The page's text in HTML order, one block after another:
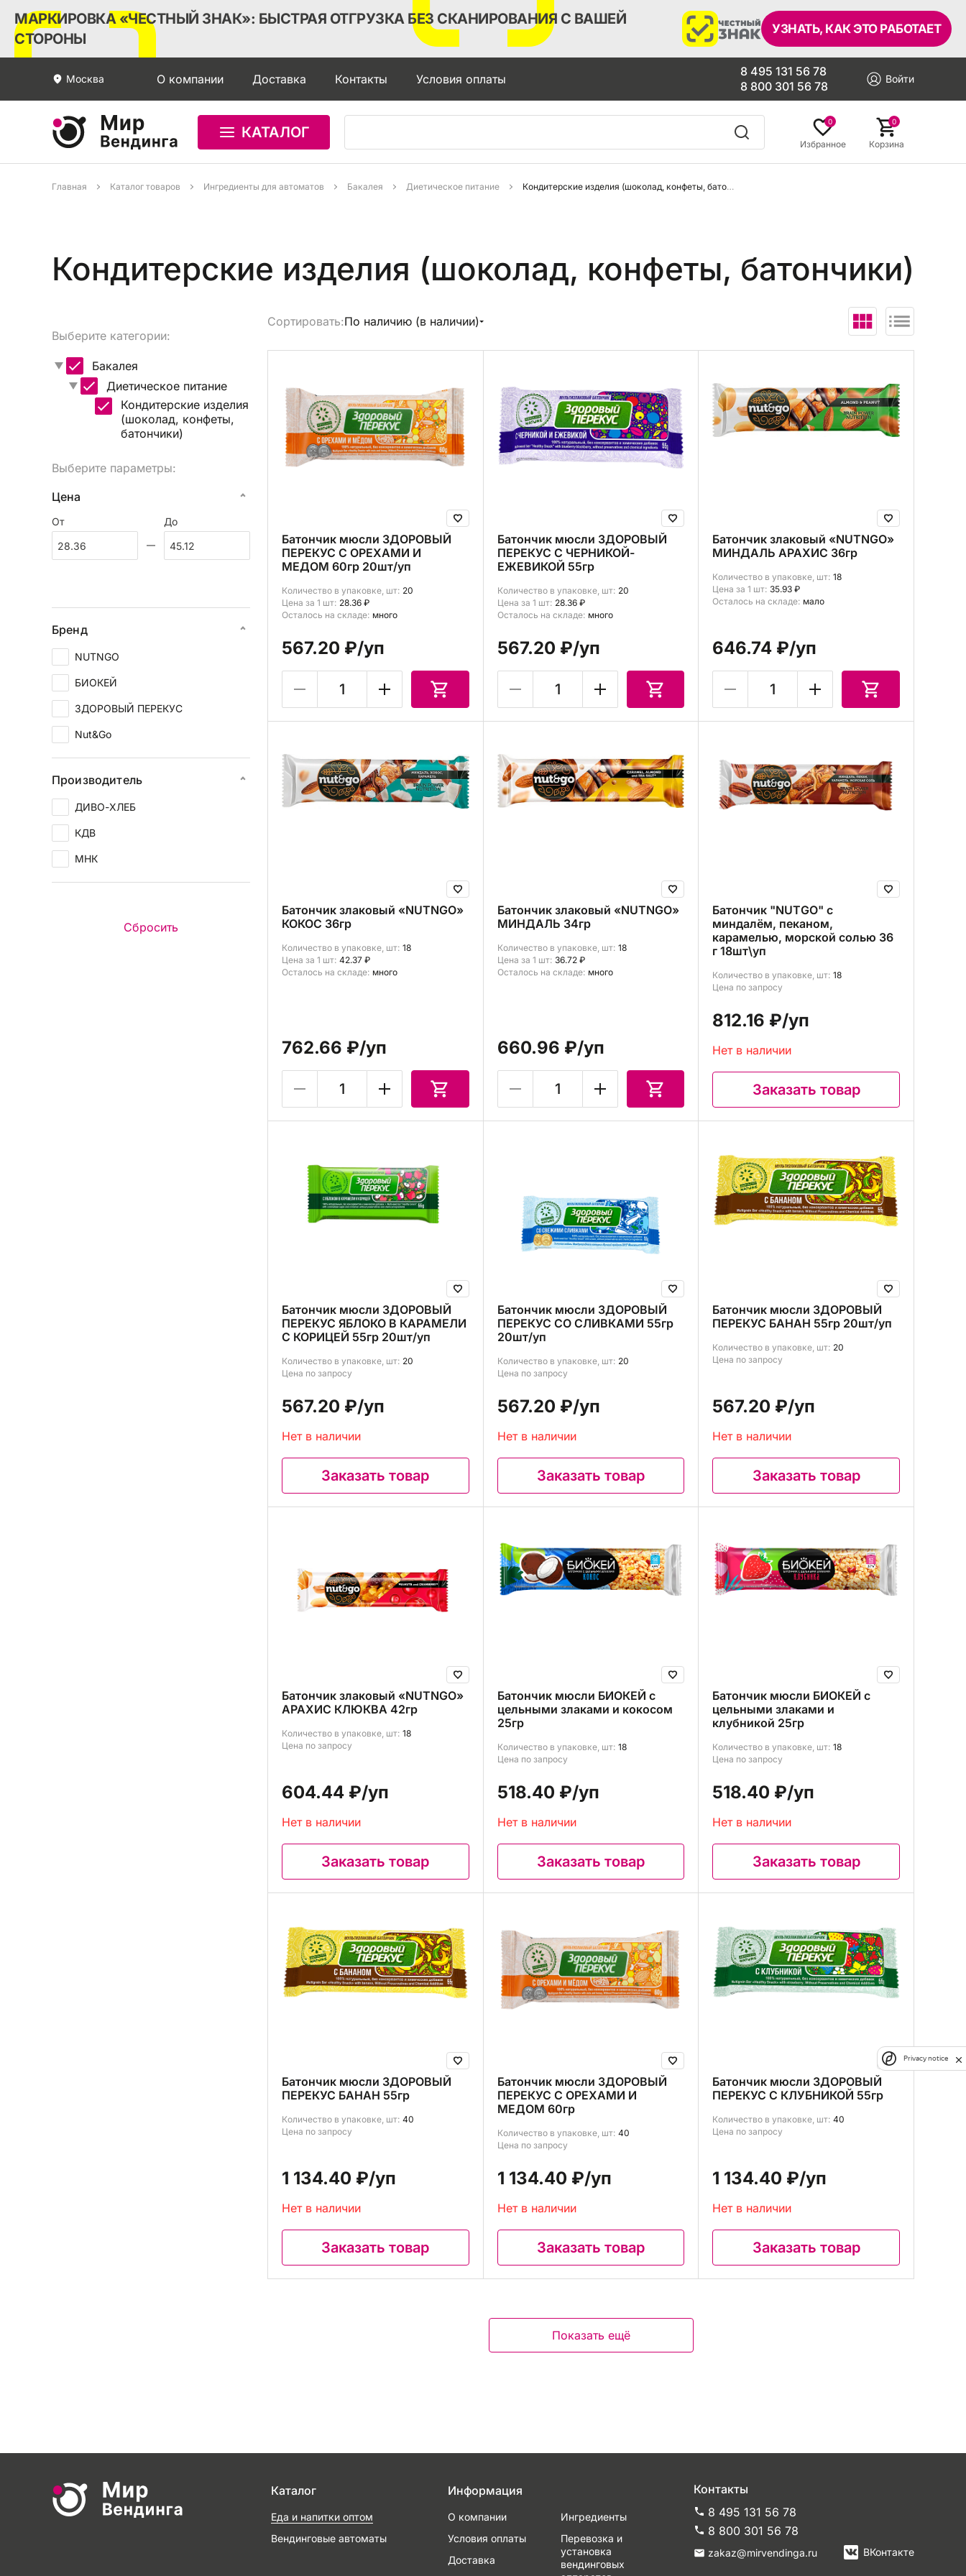
МАРКИРОВКА «ЧЕСТНЫЙ ЗНАК»: БЫСТРАЯ ОТГРУЗКА БЕЗ СКАНИРОВАНИЯ С ВАШЕЙ
СТОРОНЫ
УЗНАТЬ, КАК ЭТО РАБОТАЕТ
Москва О компании Доставка Контакты Условия оплаты
8 495 131 56 78
8 800 301 56 78
Войти
КАТАЛОГ
0
Избранное
0
Корзина
Главная Каталог товаров Ингредиенты для автоматов Бакалея Диетическое питание Кондитерские изделия (шоколад, конфеты, батончики)
Кондитерские изделия (шоколад, конфеты, батончики)
Выберите категории:
Бакалея
Диетическое питание
Кондитерские изделия
(шоколад, конфеты,
батончики)
Выберите параметры:
Цена
От До
Бренд
NUTNGO
БИОКЕЙ
ЗДОРОВЫЙ ПЕРЕКУС
Nut&Go
Производитель
ДИВО-ХЛЕБ
КДВ
МНК
Сортировать:По наличию (в наличии)
В корзину (0)
Батончик мюсли ЗДОРОВЫЙ
ПЕРЕКУС С ОРЕХАМИ И
МЕДОМ 60гр 20шт/уп
Количество в упаковке, шт: 20
Цена за 1 шт: 28.36 ₽
Осталось на складе: много
567.20 ₽/уп
Батончик мюсли ЗДОРОВЫЙ
ПЕРЕКУС С ЧЕРНИКОЙ-
ЕЖЕВИКОЙ 55гр
Количество в упаковке, шт: 20
Цена за 1 шт: 28.36 ₽
Осталось на складе: много
567.20 ₽/уп
Батончик злаковый «NUTNGO»
МИНДАЛЬ АРАХИС 36гр
Количество в упаковке, шт: 18
Цена за 1 шт: 35.93 ₽
Осталось на складе: мало
646.74 ₽/уп
Батончик злаковый «NUTNGO»
КОКОС 36гр
Количество в упаковке, шт: 18
Цена за 1 шт: 42.37 ₽
Осталось на складе: много
762.66 ₽/уп
Батончик злаковый «NUTNGO»
МИНДАЛЬ 34гр
Количество в упаковке, шт: 18
Цена за 1 шт: 36.72 ₽
Осталось на складе: много
660.96 ₽/уп
Батончик "NUTGO" с
миндалём, пеканом,
карамелью, морской солью 36
г 18шт\уп
Количество в упаковке, шт: 18
Цена по запросу
812.16 ₽/уп
Нет в наличии
Заказать товар
Батончик мюсли ЗДОРОВЫЙ
ПЕРЕКУС ЯБЛОКО В КАРАМЕЛИ
С КОРИЦЕЙ 55гр 20шт/уп
Количество в упаковке, шт: 20
Цена по запросу
567.20 ₽/уп
Нет в наличии
Заказать товар
Батончик мюсли ЗДОРОВЫЙ
ПЕРЕКУС СО СЛИВКАМИ 55гр
20шт/уп
Количество в упаковке, шт: 20
Цена по запросу
567.20 ₽/уп
Нет в наличии
Заказать товар
Батончик мюсли ЗДОРОВЫЙ
ПЕРЕКУС БАНАН 55гр 20шт/уп
Количество в упаковке, шт: 20
Цена по запросу
567.20 ₽/уп
Нет в наличии
Заказать товар
Батончик злаковый «NUTNGO»
АРАХИС КЛЮКВА 42гр
Количество в упаковке, шт: 18
Цена по запросу
604.44 ₽/уп
Нет в наличии
Заказать товар
Батончик мюсли БИОКЕЙ с
цельными злаками и кокосом
25гр
Количество в упаковке, шт: 18
Цена по запросу
518.40 ₽/уп
Нет в наличии
Заказать товар
Батончик мюсли БИОКЕЙ с
цельными злаками и
клубникой 25гр
Количество в упаковке, шт: 18
Цена по запросу
518.40 ₽/уп
Нет в наличии
Заказать товар
Батончик мюсли ЗДОРОВЫЙ
ПЕРЕКУС БАНАН 55гр
Количество в упаковке, шт: 40
Цена по запросу
1 134.40 ₽/уп
Нет в наличии
Заказать товар
Батончик мюсли ЗДОРОВЫЙ
ПЕРЕКУС С ОРЕХАМИ И
МЕДОМ 60гр
Количество в упаковке, шт: 40
Цена по запросу
1 134.40 ₽/уп
Нет в наличии
Заказать товар
Батончик мюсли ЗДОРОВЫЙ
ПЕРЕКУС С КЛУБНИКОЙ 55гр
Количество в упаковке, шт: 40
Цена по запросу
1 134.40 ₽/уп
Нет в наличии
Заказать товар
Показать ещё
Каталог
Еда и напитки оптом
Вендинговые автоматы
Информация
О компании
Условия оплаты
Доставка
Ингредиенты
Перевозка и
установка
вендинговых
Контакты
8 495 131 56 78
8 800 301 56 78
zakaz@mirvendinga.ru ВКонтакте
Privacy notice